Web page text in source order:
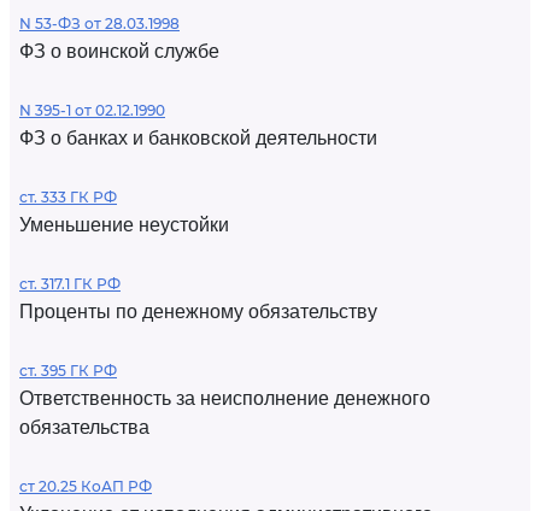
N 53-ФЗ от 28.03.1998
ФЗ о воинской службе
N 395-1 от 02.12.1990
ФЗ о банках и банковской деятельности
ст. 333 ГК РФ
Уменьшение неустойки
ст. 317.1 ГК РФ
Проценты по денежному обязательству
ст. 395 ГК РФ
Ответственность за неисполнение денежного
обязательства
ст 20.25 КоАП РФ